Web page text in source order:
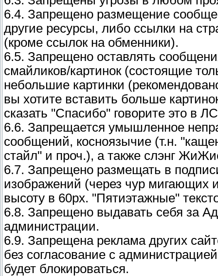
6.4. Запрещено размещение
другие ресурсы, либо ссылки на
(кроме ссылок на обменники).
6.5. Запрещено оставлять
смайликов/картинок (состоящие
небольшие картинки
вы хотите вставить больше
сказать "Спасибо" говорите это в
6.6. Запрещается умышленное
сообщений, косноязычие (т.н.
стайл" и проч.), а также слэнг
6.7. Запрещено размещать в
изображений (через чур мигающих
высоту в 60px. "Пятиэтажные"
6.8. Запрещено выдавать себя за
администрации.
6.9. Запрещена реклама других
без согласование с
будет блокироваться.